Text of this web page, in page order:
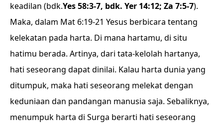
keadilan (bdk.Yes 58:3-7, bdk. Yer 14:12; Za 7:5-7).
Maka, dalam Mat 6:19-21 Yesus berbicara tentang
kelekatan pada harta. Di mana hartamu, di situ
hatimu berada. Artinya, dari tata-kelolah hartanya,
hati seseorang dapat dinilai. Kalau harta dunia yang
ditumpuk, maka hati seseorang melekat dengan
keduniaan dan pandangan manusia saja. Sebaliknya,
menumpuk harta di Surga berarti hati seseorang